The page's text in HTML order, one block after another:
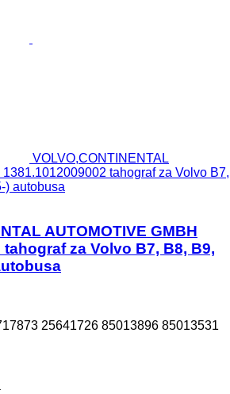
VOLVO,CONTINENTAL
tahograf za Volvo B7,
) autobusa
AUTOMOTIVE GMBH
tahograf za Volvo B7, B8, B9,
25641726 85013896 85013531